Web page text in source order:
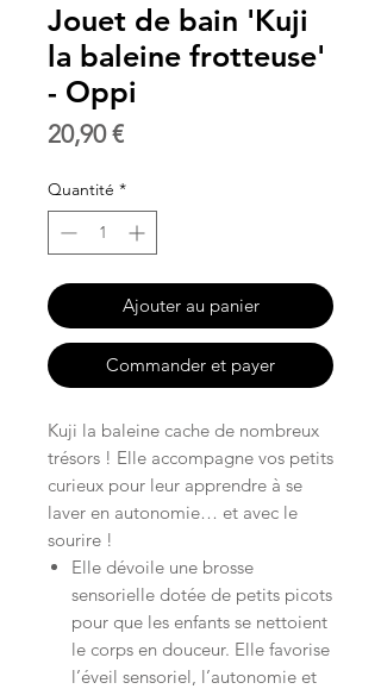
Jouet de bain 'Kuji
la baleine frotteuse'
- Oppi
20,90 €Prix
Quantité *
Ajouter au panier
Commander et payer
Kuji la baleine cache de nombreux
trésors ! Elle accompagne vos petits
curieux pour leur apprendre à se
laver en autonomie… et avec le
sourire !
Elle dévoile une brosse
sensorielle dotée de petits picots
pour que les enfants se nettoient
le corps en douceur. Elle favorise
l’éveil sensoriel, l’autonomie et